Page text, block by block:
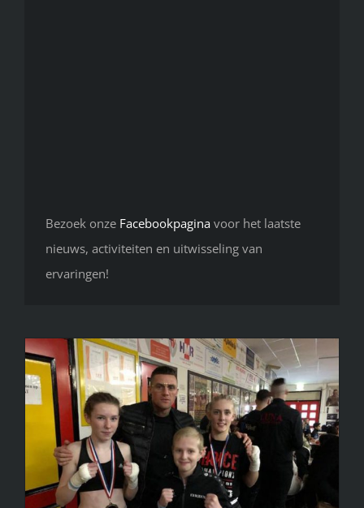
Bezoek onze Facebookpagina voor het laatste
nieuws, activiteiten en uitwisseling van
ervaringen!